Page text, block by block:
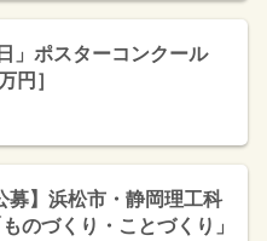
」ポスターコンクール
円］
募】浜松市・静岡理工科
のづくり・ことづくり」